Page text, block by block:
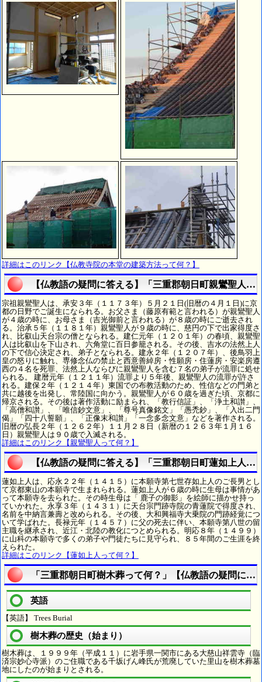
詳細はこのリンク【仏教寺院の本堂の建築方法って何？】
【仏教語の疑問に答える】「三重郡朝日町親鸞聖人っ
宗祖親鸞聖人は、承安３年（１１７３年）５月２１日(旧暦の４月１日)に京
都の日野でご誕生になられる。お父さま（藤原有範と言われる）が親鸞聖人
が４歳の時に、お母さま（吉光御前と言われる）が８歳の時にご逝去され
る。治承５年（１１８１年）親鸞聖人が９歳の時に、慈円の下で出家得度さ
れ、比叡山天台宗の僧となられる。建仁元年（１２０１年）の春頃、親鸞聖
人は比叡山を下山され、六角堂に百日参籠される。その後、吉水の法然上人
の下で信心決定され、弟子となられる。建永２年（１２０７年）、後鳥羽上
皇の怒りに触れ、専修念仏の禁止と西意善綽房・性願房・住蓮房・安楽房遵
西の４名を死罪、法然上人ならびに親鸞聖人を含む７名の弟子が流罪に処せ
られる。 建暦元年（１２１１年）流罪より５年後、親鸞聖人の流罪が許さ
れる。建保２年（１２１４年）東国での布教活動のため、性信などの門弟と
共に越後を出発し、常陸国に向かう。親鸞聖人が６０歳を過ぎた頃、京都に
帰京される。その後は著作活動に励まられ、「教行信証」、「浄土和讃」、
「高僧和讃」、「唯信鈔文意」、「尊号真像銘文」「愚禿鈔」、「入出二門
偈」「四十八誓願」、「正像末和讃」「一念多念文意」などを著作される。
旧暦の弘長２年（１２６２年）１１月２８日（新暦の１２６３年１月１６
日）親鸞聖人は９０歳で入滅される。
詳細はこのリンク【親鸞聖人って何？】
【仏教語の疑問に答える】「三重郡朝日町蓮如上人っ
蓮如上人は、応永２２年（１４１５）に本願寺第七世存如上人のご長男とし
て京都東山の本願寺で生まれられる。蓮如上人が６歳の時に生母は事情があ
って本願寺を去られた。その時生母は「 鹿子の御影」を絵師に描かせ持っ
ていかれた。永享３年（１４３１）に天台宗門跡寺院の青蓮院で得度され、
名前を中納言兼壽と改められる。その後、大和興福寺大乗院の門跡経覚につ
いて学ばれた。長禄元年（１４５７）に父の死去に伴い、本願寺第八世の留
主職を継承され、近江・北陸の教化につとめられる。明応８年（１４９９）
に山科の本願寺で多くの弟子や門徒たちに見守られ、８５年間のご生涯を終
えられた。
詳細はこのリンク【蓮如上人って何？】
「三重郡朝日町樹木葬って何？」【仏教語の疑問に答
英語
【英語】 Trees Burial
樹木葬の歴史（始まり）
樹木葬は、１９９９年（平成１１）に岩手県一関市にある大慈山祥雲寺（臨
済宗妙心寺派）のご住職である千坂げん峰氏が荒廃していた里山を樹木葬墓
地にしたのが始まりとされる。